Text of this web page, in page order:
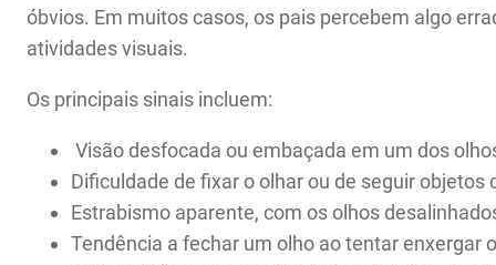
óbvios. Em muitos casos, os pais percebem algo
atividades visuais.
Os principais sinais incluem:
Visão desfocada ou embaçada em um dos
Dificuldade de fixar o olhar ou de seguir objetos
Estrabismo aparente, com os olhos
Tendência a fechar um olho ao tentar enxergar